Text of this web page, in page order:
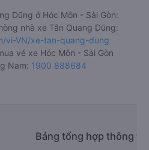
Dũng ở Hóc Môn - Sài Gòn:
nhà xe Tân Quang Dũng:
vi-VN/xe-tan-quang-dung
vé xe Hóc Môn - Sài Gòn
Nam: 1900 888684
Bảng tổng hợp thông